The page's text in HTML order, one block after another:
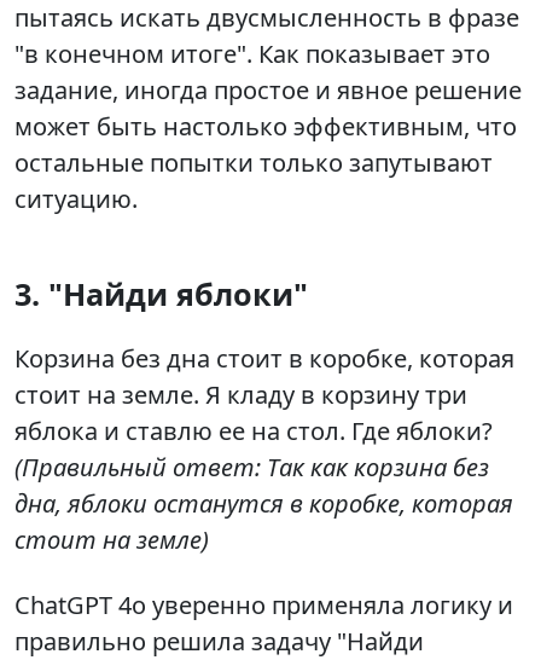
пытаясь искать двусмысленность в фразе
"в конечном итоге". Как показывает это
задание, иногда простое и явное решение
может быть настолько эффективным, что
остальные попытки только запутывают
ситуацию.
3. "Найди яблоки"
Корзина без дна стоит в коробке, которая
стоит на земле. Я кладу в корзину три
яблока и ставлю ее на стол. Где яблоки?
(Правильный ответ: Так как корзина без
дна, яблоки останутся в коробке, которая
стоит на земле)
ChatGPT 4o уверенно применяла логику и
правильно решила задачу "Найди